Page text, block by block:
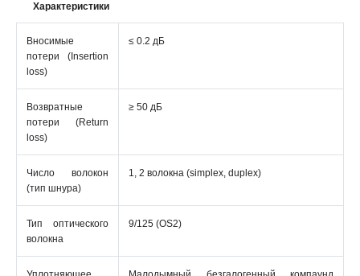
Характеристики
Вносимые
потери (Insertion
loss)
≤ 0.2 дБ
Возвратные
потери (Return
loss)
≥ 50 дБ
Число волокон
(тип шнура)
1, 2 волокна (simplex, duplex)
Тип оптического
волокна
9/125 (ОS2)